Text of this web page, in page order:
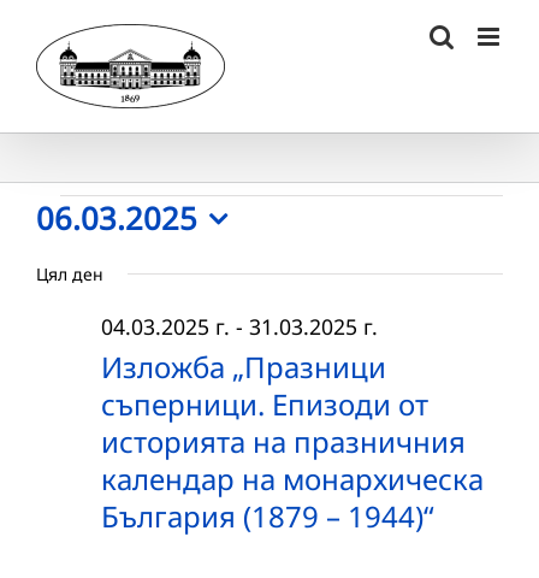
content
Събития
for
06.03.2025
06.03.2025
date.
Цял ден
Изложба „Празници
съперници. Епизоди от
историята на празничния
календар на монархическа
България (1879 – 1944)“
04.03.2025 г. - 31.03.2025 г.